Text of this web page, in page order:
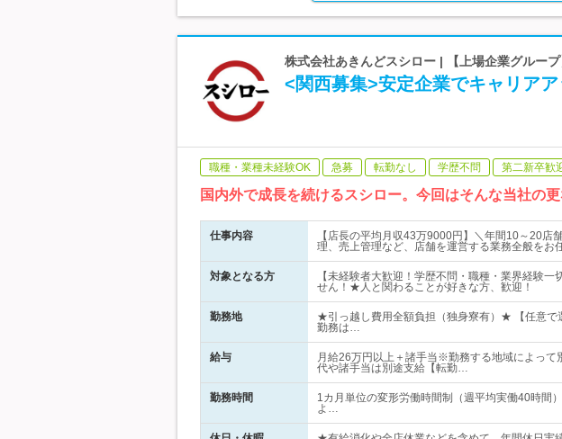
株式会社あきんどスシロー | 【上場企業グルー
<関西募集>安定企業でキャリア
職種・業種未経験OK 急募 転勤なし 学歴不問 第二新卒歓
国内外で成長を続けるスシロー。今回はそんな当社の
仕事内容
【店長の平均月収43万9000円】＼年間10～20
理、売上管理など、店舗を運営する業務全般をお任
対象となる方
【未経験者大歓迎！学歴不問・職種・業界経験
せん！★人と関わることが好きな方、歓迎！
勤務地
★引っ越し費用全額負担（独身寮有）★ 【任意
勤務は…
給与
月給26万円以上＋諸手当※勤務する地域によっ
代や諸手当は別途支給【転勤…
勤務時間
1カ月単位の変形労働時間制（週平均実働40時
よ…